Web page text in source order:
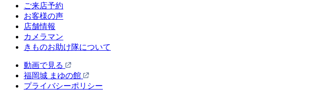
ご来店予約
お客様の声
店舗情報
カメラマン
きものお助け隊について
動画で見る
福岡城 まゆの館
プライバシーポリシー